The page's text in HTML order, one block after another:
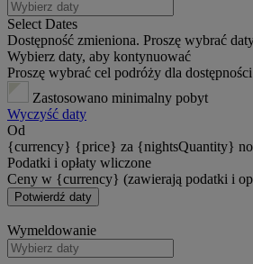
Select Dates
Dostępność zmieniona. Proszę wybrać
Wybierz daty, aby kontynuować
Proszę wybrać cel podróży dla
Zastosowano minimalny pobyt
Wyczyść daty
Od
{currency} {price} za {nightsQuantity}
Podatki i opłaty wliczone
Ceny w {currency} (zawierają podatki i
Potwierdź daty
Wymeldowanie